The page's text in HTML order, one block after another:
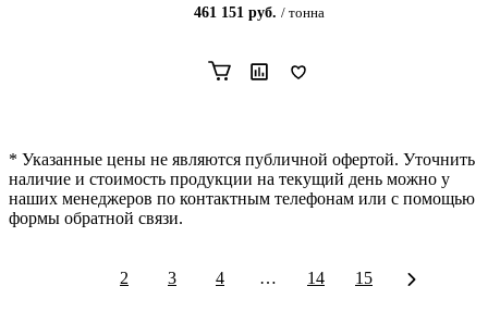
461 151 руб. / тонна
* Указанные цены не являются публичной офертой. Уточнить
наличие и стоимость продукции на текущий день можно у
наших менеджеров по контактным телефонам или с помощью
формы обратной связи.
2 3 4 … 14 15